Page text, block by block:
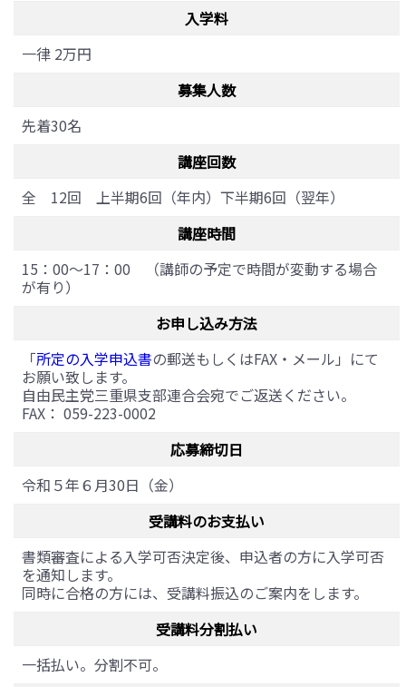
入学料
一律 2万円
募集人数
先着30名
講座回数
全 12回 上半期6回（年内）下半期6回（翌年）
講座時間
15：00～17：00 （講師の予定で時間が変動する場合
が有り）
お申し込み方法
「所定の入学申込書の郵送もしくはFAX・メール」にて
お願い致します。
自由民主党三重県支部連合会宛でご返送ください。
FAX： 059-223-0002
応募締切日
令和５年６月30日（金）
受講料のお支払い
書類審査による入学可否決定後、申込者の方に入学可否
を通知します。
同時に合格の方には、受講料振込のご案内をします。
受講料分割払い
一括払い。分割不可。